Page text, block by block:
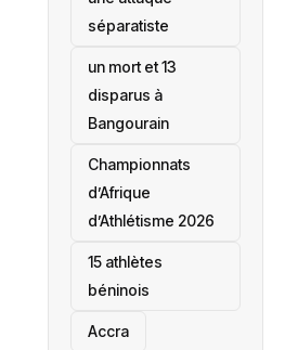
séparatiste
un mort et 13
disparus à
Bangourain
‎Championnats
d’Afrique
d’Athlétisme 2026
15 athlètes
béninois
Accra